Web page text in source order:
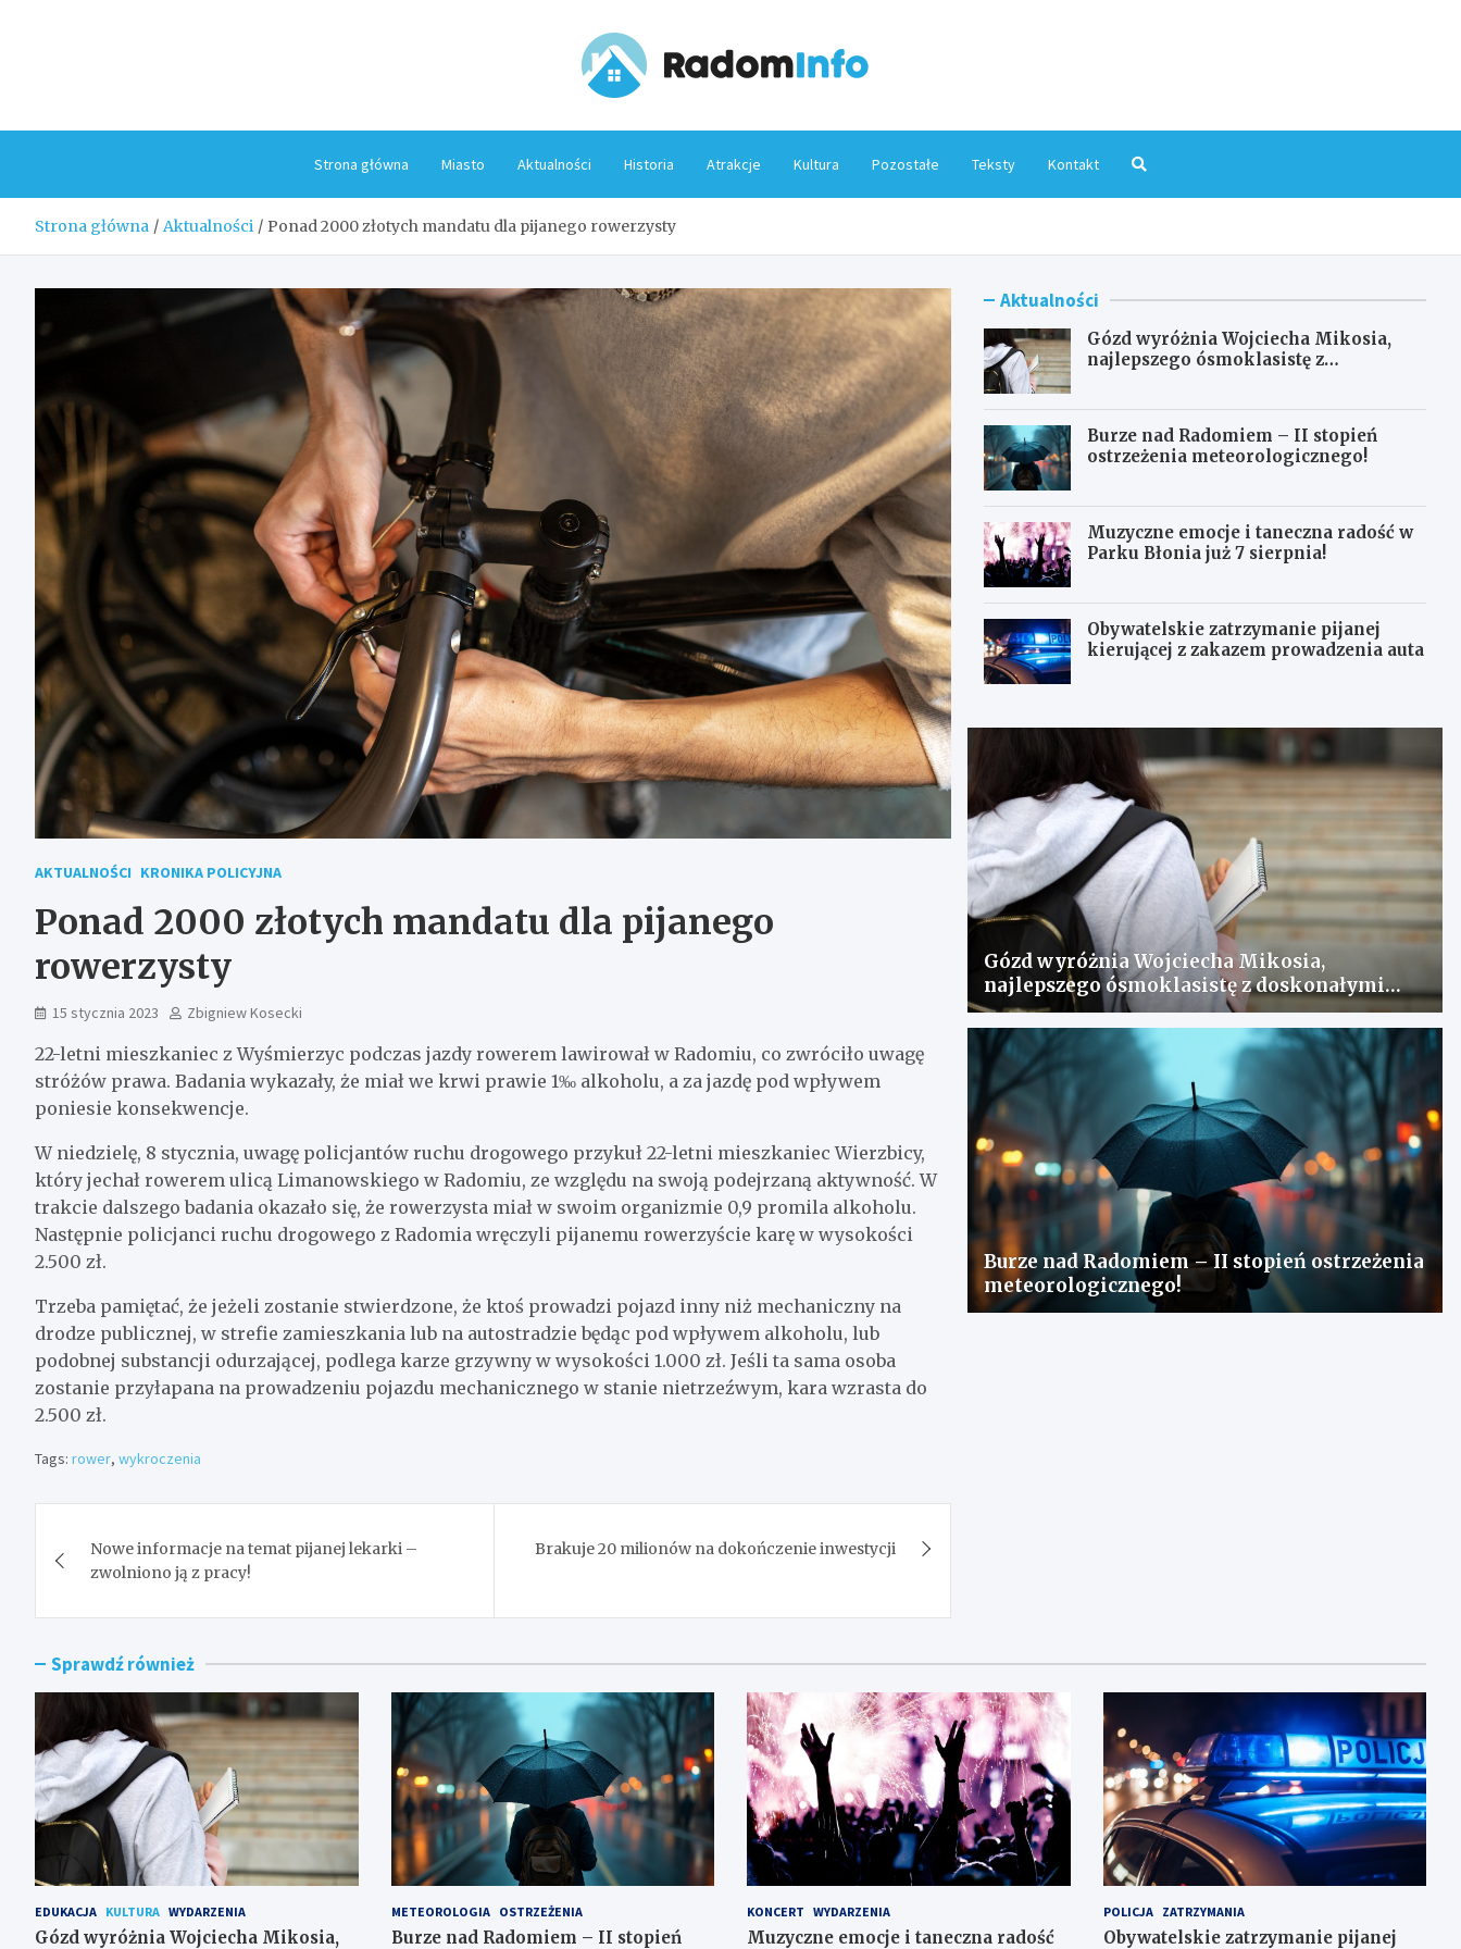
Strona główna Miasto Aktualności Historia Atrakcje Kultura Pozostałe Teksty Kontakt
Strona główna Aktualności Ponad 2000 złotych mandatu dla pijanego rowerzysty
AKTUALNOŚCI KRONIKA POLICYJNA
Ponad 2000 złotych mandatu dla pijanego
rowerzysty
15 stycznia 2023 Zbigniew Kosecki
22-letni mieszkaniec z Wyśmierzyc podczas jazdy rowerem lawirował w Radomiu, co zwróciło uwagę
stróżów prawa. Badania wykazały, że miał we krwi prawie 1‰ alkoholu, a za jazdę pod wpływem
poniesie konsekwencje.
W niedzielę, 8 stycznia, uwagę policjantów ruchu drogowego przykuł 22-letni mieszkaniec Wierzbicy,
który jechał rowerem ulicą Limanowskiego w Radomiu, ze względu na swoją podejrzaną aktywność. W
trakcie dalszego badania okazało się, że rowerzysta miał w swoim organizmie 0,9 promila alkoholu.
Następnie policjanci ruchu drogowego z Radomia wręczyli pijanemu rowerzyście karę w wysokości
2.500 zł.
Trzeba pamiętać, że jeżeli zostanie stwierdzone, że ktoś prowadzi pojazd inny niż mechaniczny na
drodze publicznej, w strefie zamieszkania lub na autostradzie będąc pod wpływem alkoholu, lub
podobnej substancji odurzającej, podlega karze grzywny w wysokości 1.000 zł. Jeśli ta sama osoba
zostanie przyłapana na prowadzeniu pojazdu mechanicznego w stanie nietrzeźwym, kara wzrasta do
2.500 zł.
Tags: rower, wykroczenia
wpisu
Nowe informacje na temat pijanej lekarki –
zwolniono ją z pracy!
Brakuje 20 milionów na dokończenie inwestycji
Aktualności
Gózd wyróżnia Wojciecha Mikosia,
najlepszego ósmoklasistę z
Burze nad Radomiem – II stopień
ostrzeżenia meteorologicznego!
Muzyczne emocje i taneczna radość w
Parku Błonia już 7 sierpnia!
Obywatelskie zatrzymanie pijanej
kierującej z zakazem prowadzenia auta
Gózd wyróżnia Wojciecha Mikosia,
najlepszego ósmoklasistę z doskonałymi
wynikami!
Burze nad Radomiem – II stopień ostrzeżenia
meteorologicznego!
Sprawdź również
EDUKACJA KULTURA WYDARZENIA
Gózd wyróżnia Wojciecha Mikosia,
METEOROLOGIA OSTRZEŻENIA
Burze nad Radomiem – II stopień
KONCERT WYDARZENIA
Muzyczne emocje i taneczna radość
POLICJA ZATRZYMANIA
Obywatelskie zatrzymanie pijanej